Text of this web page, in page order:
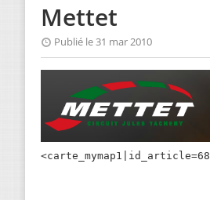
Mettet
Publié le 31 mar 2010